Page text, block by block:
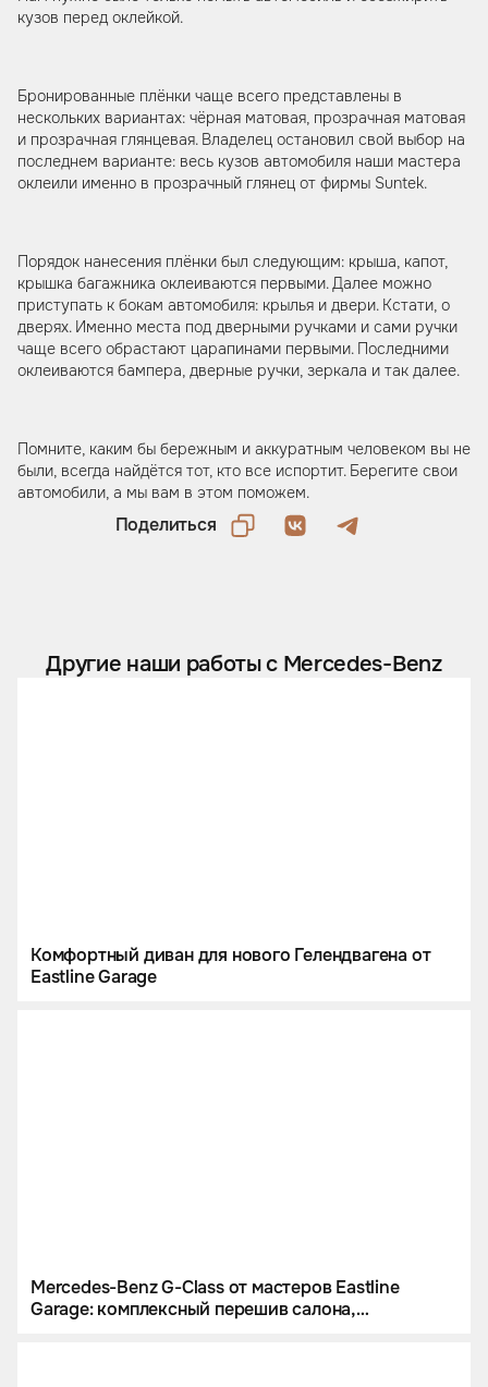
кузов перед оклейкой.
Бронированные плёнки чаще всего представлены в
нескольких вариантах: чёрная матовая, прозрачная матовая
и прозрачная глянцевая. Владелец остановил свой выбор на
последнем варианте: весь кузов автомобиля наши мастера
оклеили именно в прозрачный глянец от фирмы Suntek.
Порядок нанесения плёнки был следующим: крыша, капот,
крышка багажника оклеиваются первыми. Далее можно
приступать к бокам автомобиля: крылья и двери. Кстати, о
дверях. Именно места под дверными ручками и сами ручки
чаще всего обрастают царапинами первыми. Последними
оклеиваются бампера, дверные ручки, зеркала и так далее.
Помните, каким бы бережным и аккуратным человеком вы не
были, всегда найдётся тот, кто все испортит. Берегите свои
автомобили, а мы вам в этом поможем.
Поделиться
Другие наши работы с Mercedes-Benz
Комфортный диван для нового Гелендвагена от
Eastline Garage
Mercedes-Benz G-Class от мастеров Eastline
Garage: комплексный перешив салона,